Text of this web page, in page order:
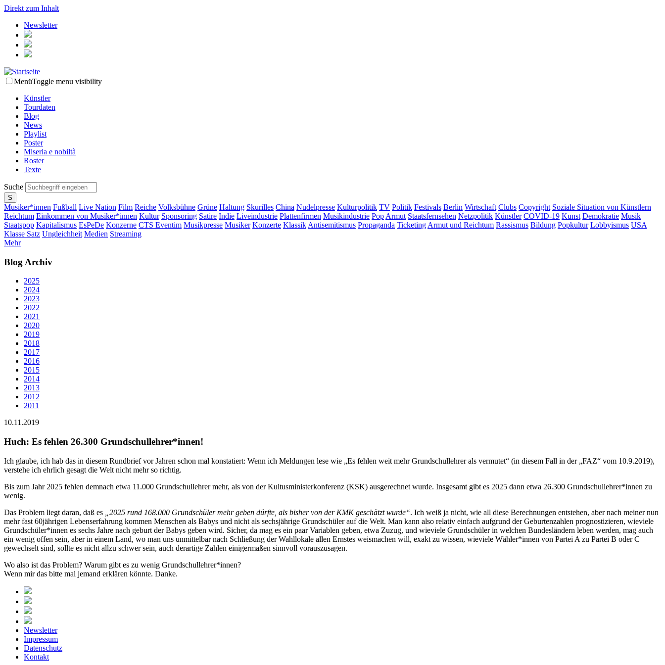
Direkt zum Inhalt
Newsletter
MenüToggle menu visibility
Künstler
Tourdaten
Blog
News
Playlist
Poster
Miseria e nobiltà
Roster
Texte
Suche
Musiker*innen Fußball Live Nation Film Reiche Volksbühne Grüne Haltung Skurilles China Nudelpresse Kulturpolitik TV Politik Festivals Berlin Wirtschaft Clubs Copyright Soziale Situation von Künstlern
Reichtum Einkommen von Musiker*innen Kultur Sponsoring Satire Indie Liveindustrie Plattenfirmen Musikindustrie Pop Armut Staatsfernsehen Netzpolitik Künstler COVID-19 Kunst Demokratie Musik
Staatspop Kapitalismus EsPeDe Konzerne CTS Eventim Musikpresse Musiker Konzerte Klassik Antisemitismus Propaganda Ticketing Armut und Reichtum Rassismus Bildung Popkultur Lobbyismus USA
Klasse Satz Ungleichheit Medien Streaming
Mehr
Blog Archiv
2025
2024
2023
2022
2021
2020
2019
2018
2017
2016
2015
2014
2013
2012
2011
10.11.2019
Huch: Es fehlen 26.300 Grundschullehrer*innen!
Ich glaube, ich hab das in diesem Rundbrief vor Jahren schon mal konstatiert: Wenn ich Meldungen lese wie „Es fehlen weit mehr Grundschullehrer als vermutet“ (in diesem Fall in der „FAZ“ vom 10.9.2019),
verstehe ich ehrlich gesagt die Welt nicht mehr so richtig.
Bis zum Jahr 2025 fehlen demnach etwa 11.000 Grundschullehrer mehr, als von der Kultusministerkonferenz (KSK) ausgerechnet wurde. Insgesamt gibt es 2025 dann etwa 26.300 Grundschullehrer*innen zu
wenig.
Das Problem liegt daran, daß es
„2025 rund 168.000 Grundschüler mehr geben dürfte, als bisher von der KMK geschätzt wurde“. Ich weiß ja nicht, wie all diese Berechnungen entstehen, aber nach meiner nun
mehr fast 60jährigen Lebenserfahrung kommen Menschen als Babys und nicht als sechsjährige Grundschüler auf die Welt. Man kann also relativ einfach aufgrund der Geburtenzahlen prognostizieren, wieviele
Grundschüler*innen es sechs Jahre nach geburt der Babys geben wird. Sicher, da mag es ein paar Variablen geben, etwa Zuzug, und wieviele Grundschüler in welchen Bundesländern leben werden, mag auch
ein wenig offen sein, aber in einem Land, wo man uns unmittelbar nach Schließung der Wahllokale allen Ernstes weismachen will, exakt zu wissen, wieviele Wähler*innen von Partei A zu Partei B oder C
gewechselt sind, sollte es nicht allzu schwer sein, auch derartige Zahlen einigermaßen sinnvoll vorauszusagen.
Wo also ist das Problem? Warum gibt es zu wenig Grundschullehrer*innen?
Wenn mir das bitte mal jemand erklären könnte. Danke.
Newsletter
Impressum
Datenschutz
Kontakt